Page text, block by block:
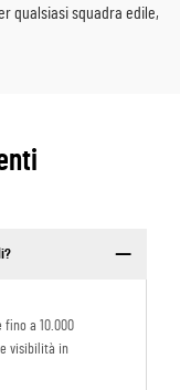
qualsiasi squadra edile,
a 10.000
visibilità in